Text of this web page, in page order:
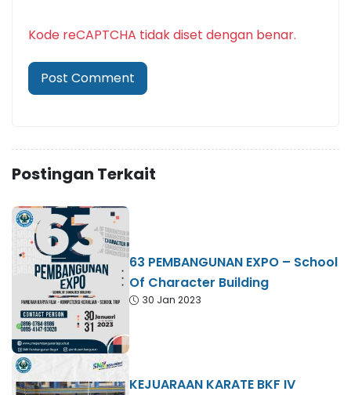
Kode reCAPTCHA tidak diset dengan benar.
Postingan Terkait
63 PEMBANGUNAN EXPO – School
Of Character Building
30 Jan 2023
KEJUARAAN KARATE BKF IV